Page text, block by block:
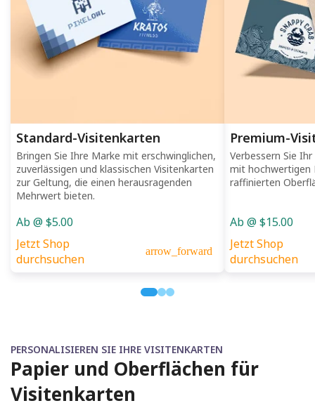
Standard-Visitenkarten
Bringen Sie Ihre Marke mit erschwinglichen,
zuverlässigen und klassischen Visitenkarten
zur Geltung, die einen herausragenden
Mehrwert bieten.
Ab @ $5.00
Jetzt Shop
durchsuchen
arrow_forward
Premium-
Verbessern Sie
mit hochwertigen
raffinierten
Ab @ $15.00
Jetzt Shop
durchsuchen
PERSONALISIEREN SIE IHRE VISITENKARTEN
Papier und Oberflächen für
Visitenkarten